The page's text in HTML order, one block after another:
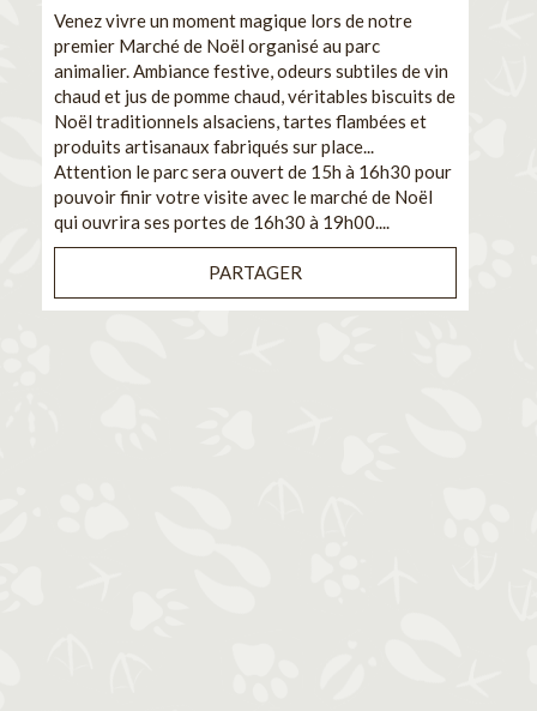
Venez vivre un moment magique lors de notre
premier Marché de Noël organisé au parc
animalier. Ambiance festive, odeurs subtiles de vin
chaud et jus de pomme chaud, véritables biscuits de
Noël traditionnels alsaciens, tartes flambées et
produits artisanaux fabriqués sur place...
Attention le parc sera ouvert de 15h à 16h30 pour
pouvoir finir votre visite avec le marché de Noël
qui ouvrira ses portes de 16h30 à 19h00....
PARTAGER